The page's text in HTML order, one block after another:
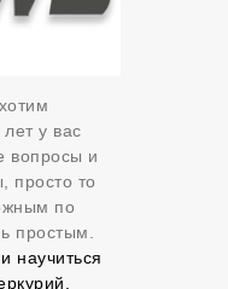
у вас
вопросы и
просто то
по
простым.
научиться